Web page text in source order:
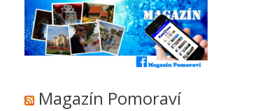
Magazín Pomoraví